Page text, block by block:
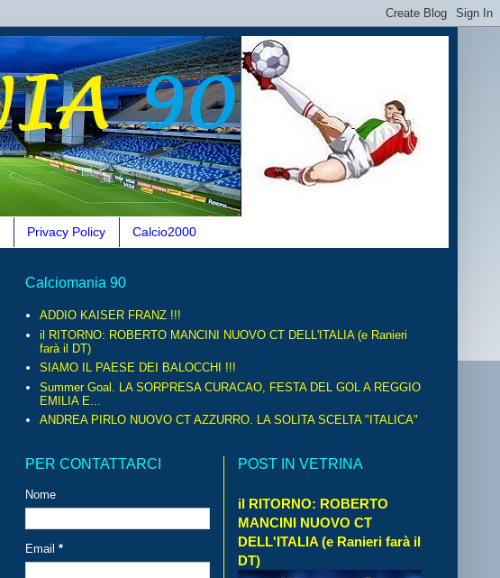
Privacy Policy Calcio2000
Calciomania 90
ADDIO KAISER FRANZ !!!
il RITORNO: ROBERTO MANCINI NUOVO CT DELL'ITALIA (e Ranieri
farà il DT)
SIAMO IL PAESE DEI BALOCCHI !!!
Summer Goal. LA SORPRESA CURACAO, FESTA DEL GOL A REGGIO
EMILIA E...
ANDREA PIRLO NUOVO CT AZZURRO. LA SOLITA SCELTA "ITALICA"
PER CONTATTARCI
Nome
Email *
POST IN VETRINA
il RITORNO: ROBERTO
MANCINI NUOVO CT
DELL'ITALIA (e Ranieri farà il
DT)